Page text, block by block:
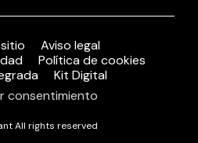
All rights reserved
Aviso legal
Política de cookies
Kit Digital
consentimiento